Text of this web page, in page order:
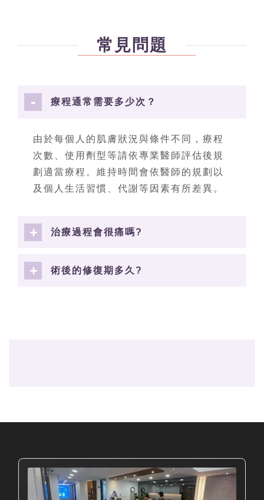
常見問題
療程通常需要多少次？
由於每個人的肌膚狀況與條件不同，療程
次數、使用劑型等請依專業醫師評估後規
劃適當療程。維持時間會依醫師的規劃以
及個人生活習慣、代謝等因素有所差異。
治療過程會很痛嗎?
術後的修復期多久?